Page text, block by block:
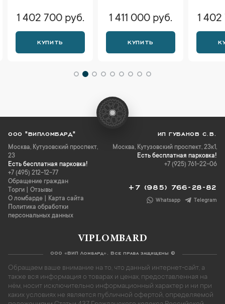
1 402 700 руб.
КУПИТЬ
1 411 000 руб.
КУПИТЬ
1
ООО "ВИПЛОМБАРД"
Москва, Кутузовский проспект,
23
Есть бесплатная парковка!
+7 (495) 212-12-77
Обращение граждан
Торги
Отзывы
О ломбарде
Карта сайта
Политика обработки
персональных данных
ИП ГУБАНОВ С.В.
Москва, Кутузовский проспект, 23к1,
Есть бесплатная парковка!
+7 (925) 761-22-06
+7 (985) 766-28-82
Whatsapp Telegram
VIPLOMBARD
ООО «ВИП Ломбард». Все права защищены ©
Обращаем ваше внимание на то, что данный интернет-сайт, а
также вся информация о товарах и ценах, предоставленная на
нём, носит исключительно информационный характер и ни при
каких условиях не является публичной офертой, определяемой